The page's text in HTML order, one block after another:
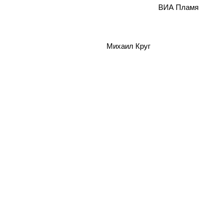
Михаил Круг
ВИА Пламя